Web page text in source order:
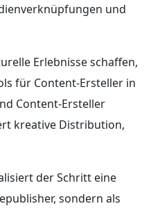
und
Erlebnisse schaffen,
für Content-Ersteller in
Content-Ersteller
kreative Distribution,
der Schritt eine
sondern als